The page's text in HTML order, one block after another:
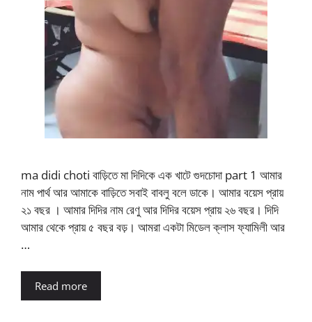
ma didi choti বাড়িতে মা দিদিকে এক খাটে গুদচোদা part 1 আমার
নাম পার্থ আর আমাকে বাড়িতে সবাই বাবলু বলে ডাকে। আমার বয়েস প্রায়
২১ বছর । আমার দিদির নাম রেণু আর দিদির বয়েস প্রায় ২৬ বছর। দিদি
আমার থেকে প্রায় ৫ বছর বড়। আমরা একটা মিডেল ক্লাস ফ্যামিলী আর
…
Read more